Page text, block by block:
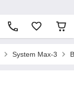
System Max-3